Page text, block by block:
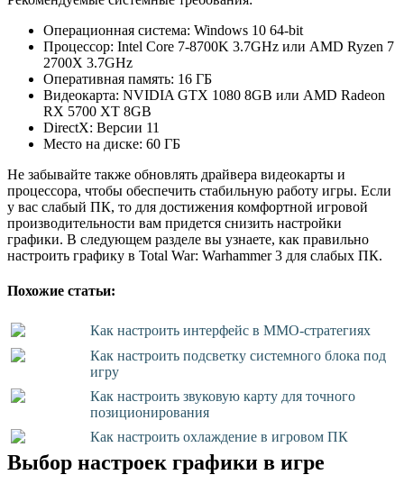
Операционная система: Windows 10 64-bit
Процессор: Intel Core 7-8700K 3.7GHz или AMD Ryzen 7
2700X 3.7GHz
Оперативная память: 16 ГБ
Видеокарта: NVIDIA GTX 1080 8GB или AMD Radeon
RX 5700 XT 8GB
DirectX: Версии 11
Место на диске: 60 ГБ
Не забывайте также обновлять драйвера видеокарты и
процессора, чтобы обеспечить стабильную работу игры. Если
у вас слабый ПК, то для достижения комфортной игровой
производительности вам придется снизить настройки
графики. В следующем разделе вы узнаете, как правильно
настроить графику в Total War: Warhammer 3 для слабых ПК.
Похожие статьи:
Как настроить интерфейс в MMO-стратегиях
Как настроить подсветку системного блока под
игру
Как настроить звуковую карту для точного
позиционирования
Как настроить охлаждение в игровом ПК
Выбор настроек графики в игре